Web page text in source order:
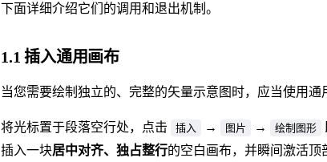
下面详细介绍它们的调用和退出机制。
1.1 插入通用画布
当您需要绘制独立的、完整的矢量示意图时，应当使用通
将光标置于段落空行处，点击 插入 → 图片 → 绘制图形
插入一块居中对齐、独占整行的空白画布，并瞬间激活顶